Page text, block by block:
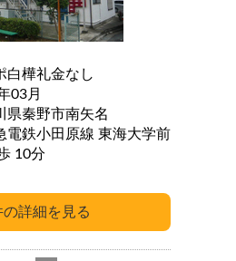
白樺礼金なし
03月
県秦野市南矢名
電鉄小田原線 東海大学前
駅 徒歩 10分